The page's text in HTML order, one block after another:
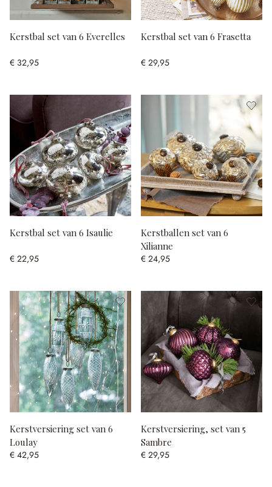
Kerstbal set van 6 Everelles
€ 32,95
Kerstbal set van 6 Frasetta
€ 29,95
Kerstbal set van 6 Isaulie
€ 22,95
Kerstballen set van 6
Xilianne
€ 24,95
Kerstversiering set van 6
Loulay
€ 42,95
Kerstversiering, set van 5
Sambre
€ 29,95